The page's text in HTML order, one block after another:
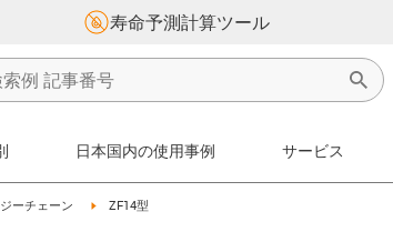
寿命予測計算ツール
日本国内の使用事例 サービス
ーチェーン igus-icon-arrow-right
ZF14型